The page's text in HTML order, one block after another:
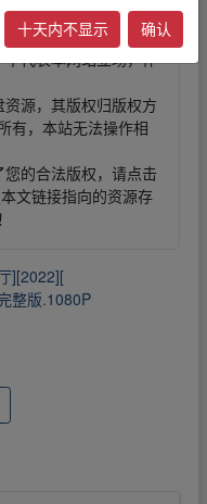
者分享发布的网盘链接
资源数据。
代表本网站立场，作
源，其版权归版权方
有，本站无法操作相
的合法版权，请点击
文链接指向的资源存
][2022][
整版.1080P
十天内不显示 确认